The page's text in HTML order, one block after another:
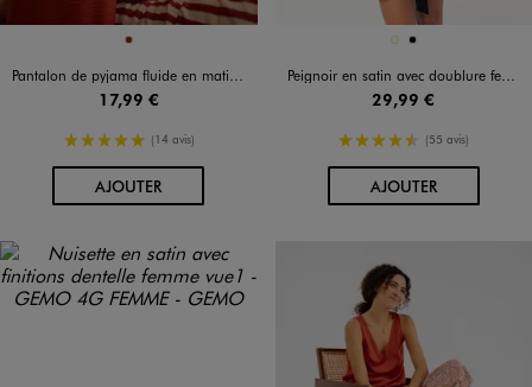
Disponible en 1 coloris
BRIQUE
Pantalon de pyjama fluide en matière satinée femme
17,99 €
5/5 de moyenne
(14 avis)
AJOUTERAU PANIER
Disponible en 2 coloris
ECRUNOIR
Peignoir en satin avec doublure femme
29,99 €
4.5/5 de moyenne
(55 avis)
AJOUTERAU PANIER